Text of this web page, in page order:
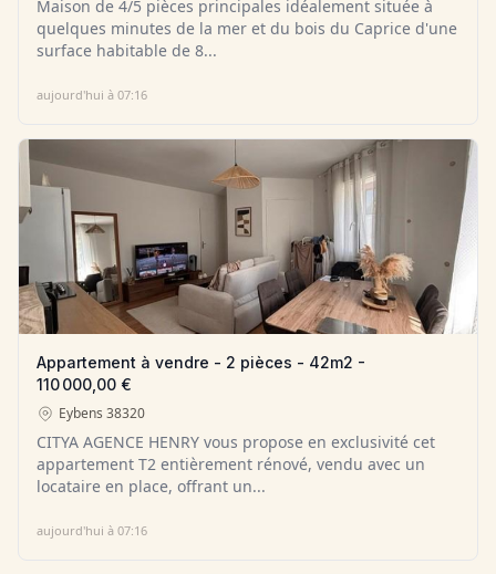
Maison de 4/5 pièces principales idéalement située à
quelques minutes de la mer et du bois du Caprice d'une
surface habitable de 8...
aujourd'hui à 07:16
Appartement à vendre - 2 pièces - 42m2 -
110 000,00 €
Eybens 38320
CITYA AGENCE HENRY vous propose en exclusivité cet
appartement T2 entièrement rénové, vendu avec un
locataire en place, offrant un...
aujourd'hui à 07:16